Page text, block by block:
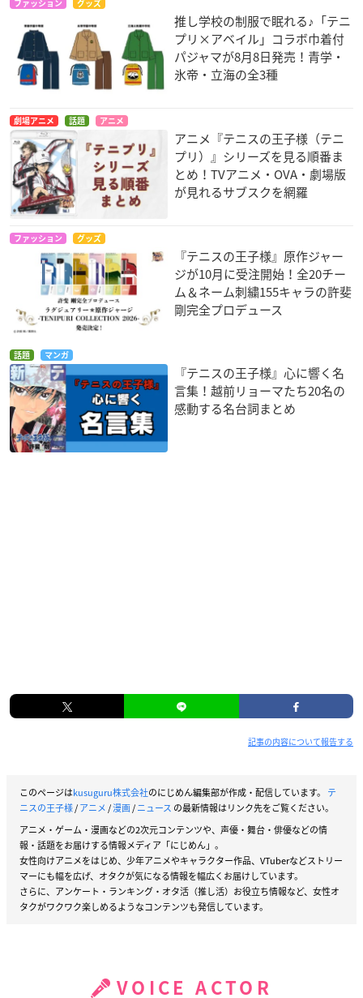
ファッション グッズ
推し学校の制服で眠れる♪「テニ
プリ×アベイル」コラボ巾着付
パジャマが8月8日発売！青学・
氷帝・立海の全3種
劇場アニメ 話題 アニメ
アニメ『テニスの王子様（テニ
プリ）』シリーズを見る順番ま
とめ！TVアニメ・OVA・劇場版
が見れるサブスクを網羅
ファッション グッズ
『テニスの王子様』原作ジャー
ジが10月に受注開始！全20チー
ム＆ネーム刺繍155キャラの許斐
剛完全プロデュース
話題 マンガ
『テニスの王子様』心に響く名
言集！越前リョーマたち20名の
感動する名台詞まとめ
記事の内容について報告する
このページはkusuguru株式会社のにじめん編集部が作成・配信しています。 テ
ニスの王子様/アニメ/漫画/ニュース の最新情報はリンク先をご覧ください。
アニメ・ゲーム・漫画などの2次元コンテンツや、声優・舞台・俳優などの情
報・話題をお届けする情報メディア「にじめん」。
女性向けアニメをはじめ、少年アニメやキャラクター作品、VTuberなどストリー
マーにも幅を広げ、オタクが気になる情報を幅広くお届けしています。
さらに、アンケート・ランキング・オタ活（推し活）お役立ち情報など、女性オ
タクがワクワク楽しめるようなコンテンツも発信しています。
VOICE ACTOR